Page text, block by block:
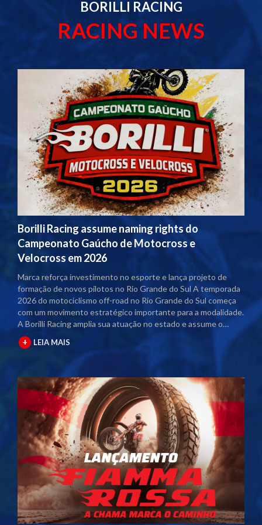
BORILLI RACING
RACING NEWS
Borilli Racing assume naming rights do
Campeonato Gaúcho de Motocross e
Velocross em 2026
Marca reforça investimento no esporte e lança projeto de
formação de novos pilotos no Rio Grande do Sul A temporada
2026 do motociclismo off-road no Rio Grande do Sul começa
com um movimento estratégico importante para a modalidade.
A Borilli Racing amplia sua atuação no estado e assume o
naming rights dos principais campeonatos regionais. Com o
acordo firmado junto à Federação Gaúcha de Motociclismo
(FGM), as competições passam a contar com a marca no título
oficial. A partir desta temporada, os eventos serão
denominados Campeonato Gaúcho Borilli Racing de
Motocross e Campeonato Gaúcho Borilli Racing de Velocross.
A parceria fortalece o calendário estadual e eleva o nível das
competições. Além disso, amplia a estrutura dos eventos e
gera mais visibilidade para pilotos, equipes e patrocinadores
envolvidos. Borilli amplia protagonismo no motociclismo
gaúcho A Borilli Racing já possui uma trajetória consolidada
dentro do Campeonato Gaúcho. A marca apoia a modalidade
há cerca de uma década e, em 2026, dá um passo além ao
assumir a posição de patrocinadora máster. O novo momento
reforça o compromisso da empresa com o desenvolvimento do
esporte. A atuação direta nos campeonatos posiciona a Borilli
como uma das principais incentivadoras do motociclismo off-
+ LEIA MAIS